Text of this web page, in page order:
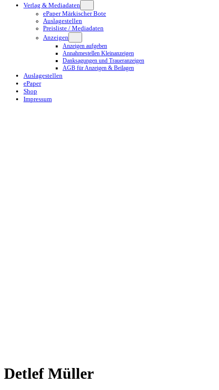
Verlag & Mediadaten
ePaper Märkischer Bote
Auslagestellen
Preisliste / Mediadaten
Anzeigen
Anzeigen aufgeben
Annahmestellen Kleinanzeigen
Danksagungen und Traueranzeigen
AGB für Anzeigen & Beilagen
Auslagestellen
ePaper
Shop
Impressum
Detlef Müller